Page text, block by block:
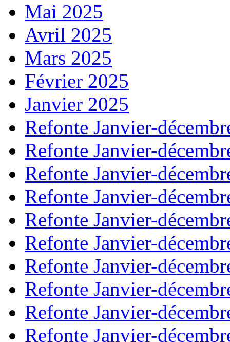
Mai 2025
Avril 2025
Mars 2025
Février 2025
Janvier 2025
Refonte Janvier-
Refonte Janvier-
Refonte Janvier-
Refonte Janvier-
Refonte Janvier-
Refonte Janvier-
Refonte Janvier-
Refonte Janvier-
Refonte Janvier-
Refonte Janvier-